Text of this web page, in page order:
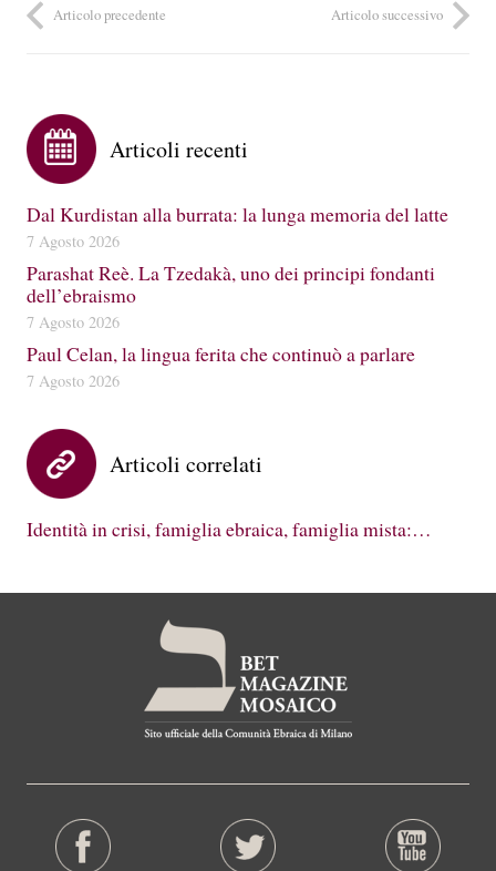
Articolo precedente Articolo successivo
Articoli recenti
Dal Kurdistan alla burrata: la lunga memoria del latte
7 Agosto 2026
Parashat Reè. La Tzedakà, uno dei principi fondanti
dell’ebraismo
7 Agosto 2026
Paul Celan, la lingua ferita che continuò a parlare
7 Agosto 2026
Articoli correlati
Identità in crisi, famiglia ebraica, famiglia mista:…